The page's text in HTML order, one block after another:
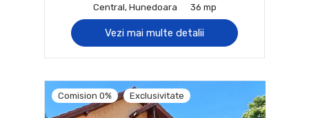
Central, Hunedoara
36 mp
Vezi mai multe detalii
Comision 0% Exclusivitate